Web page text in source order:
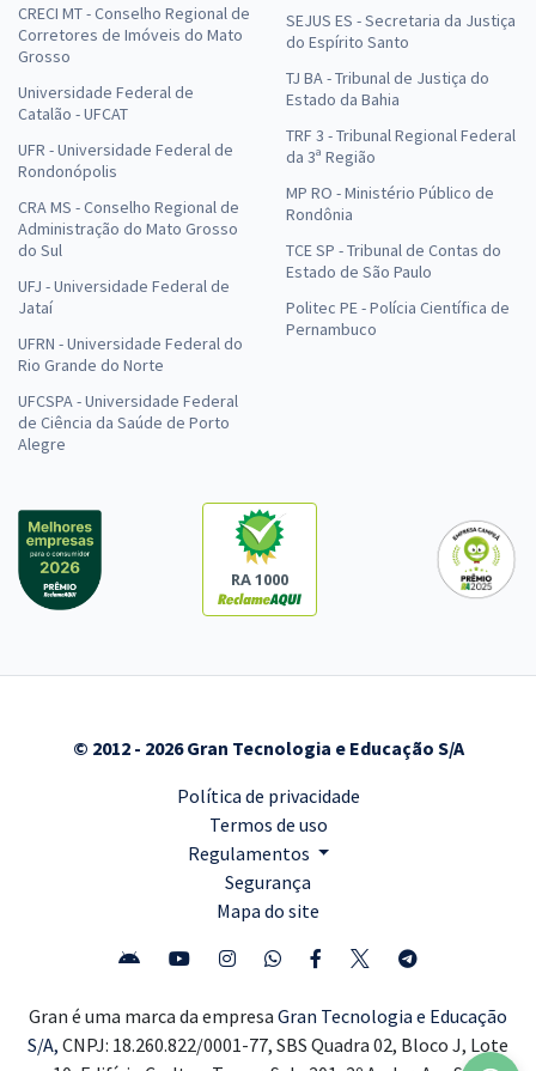
CRECI MT - Conselho Regional de
Corretores de Imóveis do Mato
Grosso
Universidade Federal de
Catalão - UFCAT
UFR - Universidade Federal de
Rondonópolis
CRA MS - Conselho Regional de
Administração do Mato Grosso
do Sul
UFJ - Universidade Federal de
Jataí
UFRN - Universidade Federal do
Rio Grande do Norte
UFCSPA - Universidade Federal
de Ciência da Saúde de Porto
Alegre
SEJUS ES - Secretaria da Justiça
do Espírito Santo
TJ BA - Tribunal de Justiça do
Estado da Bahia
TRF 3 - Tribunal Regional Federal
da 3ª Região
MP RO - Ministério Público de
Rondônia
TCE SP - Tribunal de Contas do
Estado de São Paulo
Politec PE - Polícia Científica de
Pernambuco
RA 1000
© 2012 - 2026 Gran Tecnologia e Educação S/A
Política de privacidade
Termos de uso
Regulamentos
Segurança
Mapa do site
Gran é uma marca da empresa Gran Tecnologia e Educação
S/A, CNPJ: 18.260.822/0001-77, SBS Quadra 02, Bloco J, Lote